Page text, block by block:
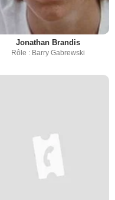
Jonathan Brandis
Rôle : Barry Gabrewski